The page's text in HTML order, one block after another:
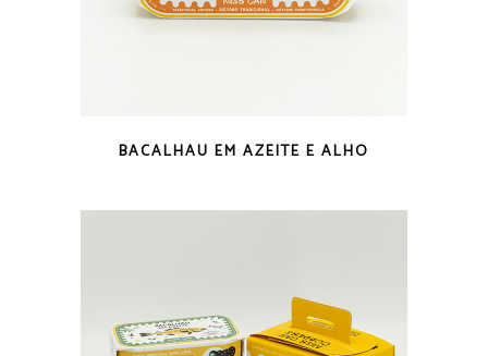
BACALHAU EM AZEITE E ALHO